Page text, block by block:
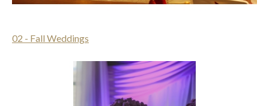
02 - Fall Weddings